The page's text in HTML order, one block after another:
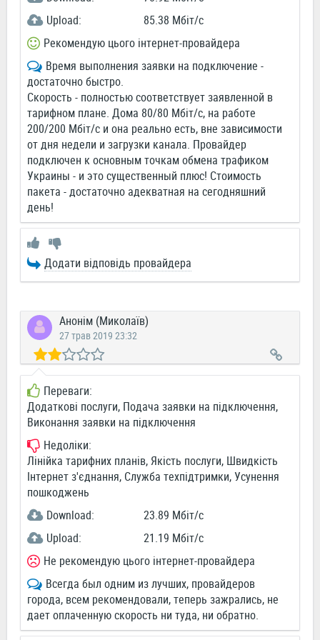
Upload:
85.38 Мбіт/c
Рекомендую цього інтернет-провайдера
Время выполнения заявки на подключение -
достаточно быстро.
Скорость - полностью соответствует заявленной в
тарифном плане. Дома 80/80 Мбіт/с, на работе
200/200 Мбіт/с и она реально есть, вне зависимости
от дня недели и загрузки канала. Провайдер
подключен к основным точкам обмена трафиком
Украины - и это существенный плюс! Стоимость
пакета - достаточно адекватная на сегодняшний
день!
Додати відповідь провайдера
Анонім (Миколаїв)
27 трав 2019 23:32
Переваги:
Додаткові послуги, Подача заявки на підключення,
Виконання заявки на підключення
Недоліки:
Лінійка тарифних планів, Якість послуги, Швидкість
Інтернет з'єднання, Служба техпідтримки, Усунення
пошкоджень
Download:
23.89 Мбіт/c
Upload:
21.19 Мбіт/c
Не рекомендую цього інтернет-провайдера
Всегда был одним из лучших, провайдеров
города, всем рекомендовали, теперь зажрались, не
дает оплаченную скорость ни туда, ни обратно.